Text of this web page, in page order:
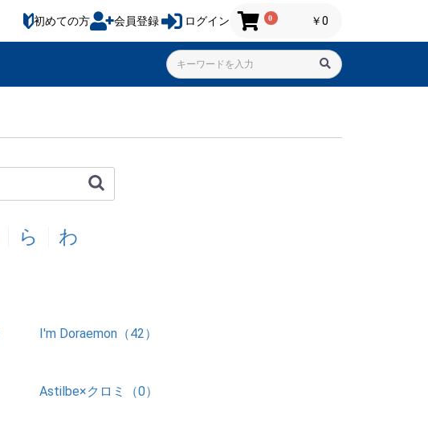
初めての方 会員登録 ログイン 0 ￥0
ら わ
I'm Doraemon（42）
Astilbe×クロミ（0）